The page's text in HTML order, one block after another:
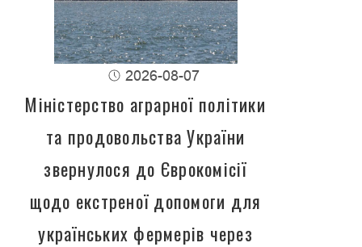
2026-08-07
Міністерство аграрної політики
та продовольства України
звернулося до Єврокомісії
щодо екстреної допомоги для
українських фермерів через